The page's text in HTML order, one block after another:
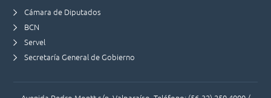
Cámara de Diputados
BCN
Servel
Secretaría General de Gobierno